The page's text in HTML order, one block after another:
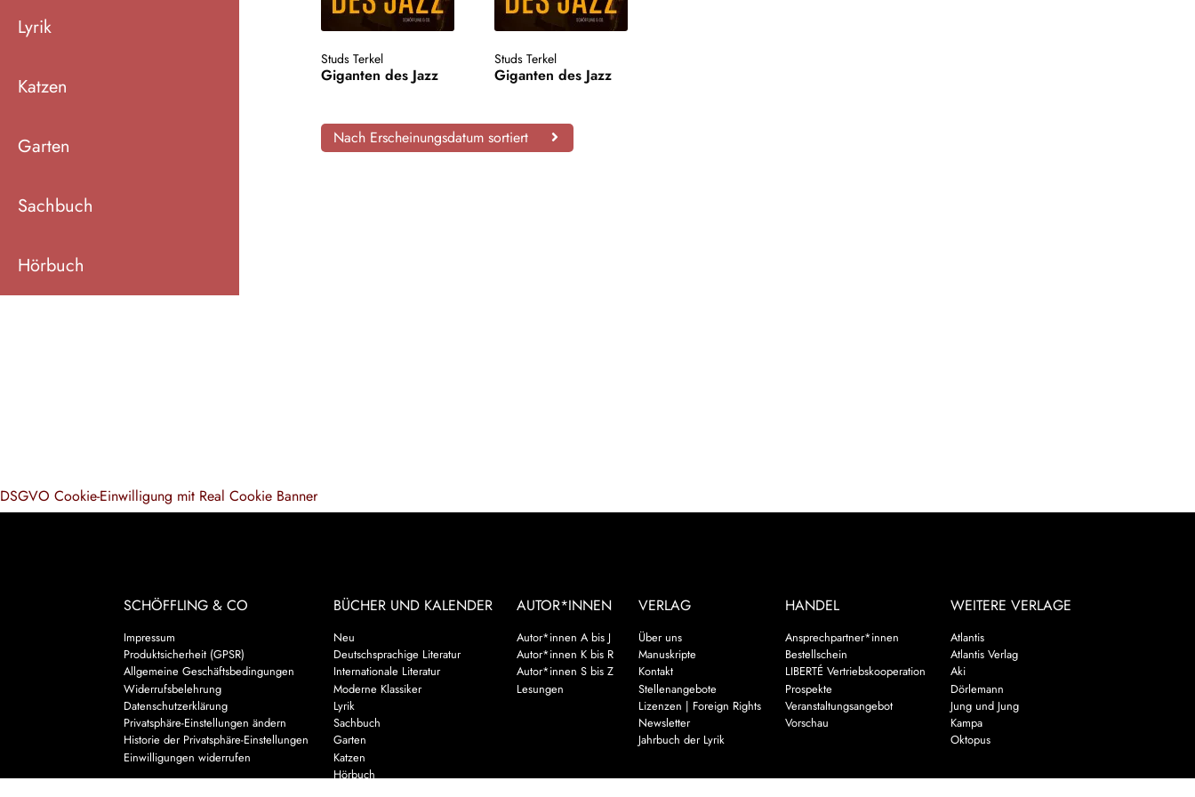
Lyrik
Katzen
Garten
Sachbuch
Hörbuch
Studs Terkel
Giganten des Jazz
Studs Terkel
Giganten des Jazz
Nach Erscheinungsdatum sortiert
SCHÖFFLING & CO
Impressum
Produktsicherheit (GPSR)
Allgemeine Geschäftsbedingungen
Widerrufsbelehrung
Datenschutzerklärung
Privatsphäre-Einstellungen ändern
Historie der Privatsphäre-Einstellungen
Einwilligungen widerrufen
BÜCHER UND KALENDER
Neu
Deutschsprachige Literatur
Internationale Literatur
Moderne Klassiker
Lyrik
Sachbuch
Garten
Katzen
Hörbuch
AUTOR*INNEN
Autor*innen A bis J
Autor*innen K bis R
Autor*innen S bis Z
Lesungen
VERLAG
Über uns
Manuskripte
Kontakt
Stellenangebote
Lizenzen | Foreign Rights
Newsletter
Jahrbuch der Lyrik
HANDEL
Ansprechpartner*innen
Bestellschein
LIBERTÉ Vertriebskooperation
Prospekte
Veranstaltungsangebot
Vorschau
WEITERE VERLAGE
Atlantis
Atlantis Verlag
Aki
Dörlemann
Jung und Jung
Kampa
Oktopus
DSGVO Cookie-Einwilligung mit Real Cookie Banner